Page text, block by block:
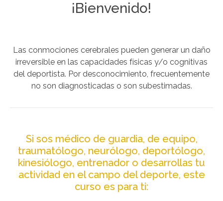
¡Bienvenido!
Las conmociones cerebrales pueden generar un daño
irreversible en las capacidades físicas y/o cognitivas
del deportista. Por desconocimiento, frecuentemente
no son diagnosticadas o son subestimadas.
Si sos médico de guardia, de equipo,
traumatólogo, neurólogo, deportólogo,
kinesiólogo, entrenador o desarrollas tu
actividad en el campo del deporte, este
curso es para ti: